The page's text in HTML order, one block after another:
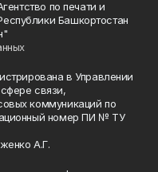
по печати и
Башкортостан
в Управлении
связи,
коммуникаций по
номер ПИ № ТУ
А.Г.